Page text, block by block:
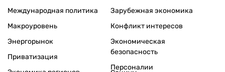
Международная политика
Макроуровень
Энергорынок
Приватизация
Зарубежная экономика
Конфликт интересов
Экономическая
безопасность
Персоналии